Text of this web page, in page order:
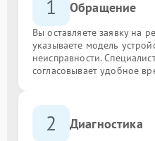
1 Обращение
Вы оставляете заявку на
указываете модель
неисправности.
согласовывает удобное
2 Диагностика